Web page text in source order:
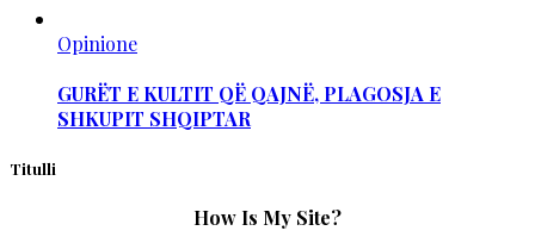
Opinione
GURËT E KULTIT QË QAJNË, PLAGOSJA E
SHKUPIT SHQIPTAR
Titulli
How Is My Site?